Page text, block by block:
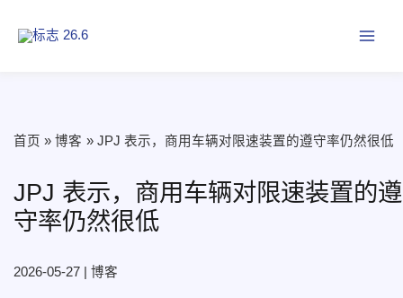
首页 博客 JPJ 表示，商用车辆对限速装置的遵守率仍然很低
JPJ 表示，商用车辆对限速装置的遵
守率仍然很低
2026-05-27 博客